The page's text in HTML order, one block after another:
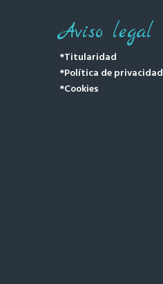
Aviso legal
*Titularidad
*Política de privacidad
*Cookies